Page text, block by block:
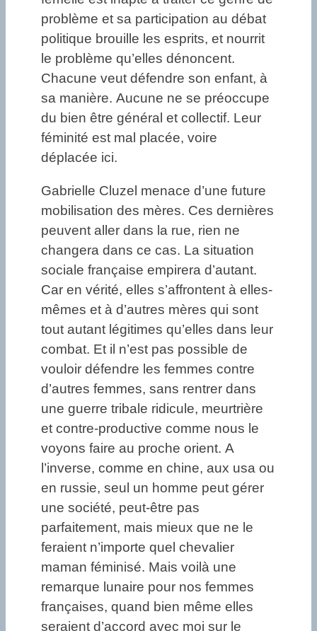
problème et sa participation au débat
politique brouille les esprits, et nourrit
le problème qu’elles dénoncent.
Chacune veut défendre son enfant, à
sa manière. Aucune ne se préoccupe
du bien être général et collectif. Leur
féminité est mal placée, voire
déplacée ici.
Gabrielle Cluzel menace d’une future
mobilisation des mères. Ces dernières
peuvent aller dans la rue, rien ne
changera dans ce cas. La situation
sociale française empirera d’autant.
Car en vérité, elles s’affrontent à elles-
mêmes et à d’autres mères qui sont
tout autant légitimes qu’elles dans leur
combat. Et il n’est pas possible de
vouloir défendre les femmes contre
d’autres femmes, sans rentrer dans
une guerre tribale ridicule, meurtrière
et contre-productive comme nous le
voyons faire au proche orient. A
l’inverse, comme en chine, aux usa ou
en russie, seul un homme peut gérer
une société, peut-être pas
parfaitement, mais mieux que ne le
feraient n’importe quel chevalier
maman féminisé. Mais voilà une
remarque lunaire pour nos femmes
françaises, quand bien même elles
seraient d’accord avec moi sur le